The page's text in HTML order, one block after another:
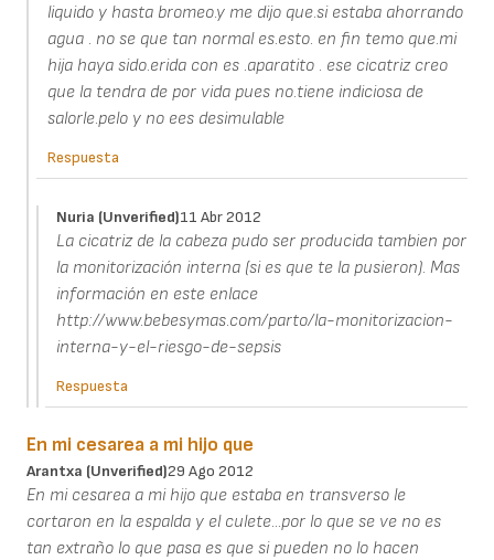
liquido y hasta bromeo.y me dijo que.si estaba ahorrando
agua . no se que tan normal es.esto. en fin temo que.mi
hija haya sido.erida con es .aparatito . ese cicatriz creo
que la tendra de por vida pues no.tiene indiciosa de
salorle.pelo y no ees desimulable
Respuesta
Nuria (unverified)11 Abr 2012
La cicatriz de la cabeza pudo ser producida tambien por
la monitorización interna (si es que te la pusieron). Mas
información en este enlace
http://www.bebesymas.com/parto/la-monitorizacion-
interna-y-el-riesgo-de-sepsis
Respuesta
En mi cesarea a mi hijo que
Arantxa (unverified)29 Ago 2012
En mi cesarea a mi hijo que estaba en transverso le
cortaron en la espalda y el culete...por lo que se ve no es
tan extraño lo que pasa es que si pueden no lo hacen